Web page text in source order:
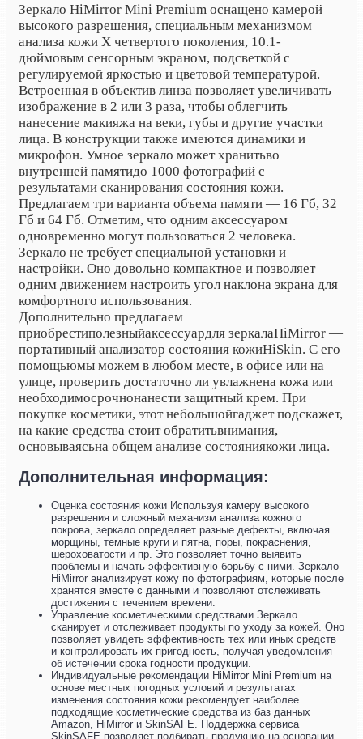
Зеркало HiMirror Mini Premium оснащено камерой
высокого разрешения, специальным механизмом
анализа кожи X четвертого поколения, 10.1-
дюймовым сенсорным экраном, подсветкой с
регулируемой яркостью и цветовой температурой.
Встроенная в объектив линза позволяет увеличивать
изображение в 2 или 3 раза, чтобы облегчить
нанесение макияжа на веки, губы и другие участки
лица. В конструкции также имеются динамики и
микрофон. Умное зеркало может хранитьво
внутренней памятидо 1000 фотографий с
результатами сканирования состояния кожи.
Предлагаем три варианта объема памяти — 16 Гб, 32
Гб и 64 Гб. Отметим, что одним аксессуаром
одновременно могут пользоваться 2 человека.
Зеркало не требует специальной установки и
настройки. Оно довольно компактное и позволяет
одним движением настроить угол наклона экрана для
комфортного использования.
Дополнительно предлагаем
приобрестиполезныйаксессуардля зеркалаHiMirror —
портативный анализатор состояния кожиHiSkin. С его
помощьюмы можем в любом месте, в офисе или на
улице, проверить достаточно ли увлажнена кожа или
необходимосрочнонанести защитный крем. При
покупке косметики, этот небольшойгаджет подскажет,
на какие средства стоит обратитьвнимания,
основываясьна общем анализе состояниякожи лица.
Дополнительная информация:
Оценка состояния кожи Используя камеру высокого
разрешения и сложный механизм анализа кожного
покрова, зеркало определяет разные дефекты, включая
морщины, темные круги и пятна, поры, покраснения,
шероховатости и пр. Это позволяет точно выявить
проблемы и начать эффективную борьбу с ними. Зеркало
HiMirror анализирует кожу по фотографиям, которые после
хранятся вместе с данными и позволяют отслеживать
достижения с течением времени.
Управление косметическими средствами Зеркало
сканирует и отслеживает продукты по уходу за кожей. Оно
позволяет увидеть эффективность тех или иных средств
и контролировать их пригодность, получая уведомления
об истечении срока годности продукции.
Индивидуальные рекомендации HiMirror Mini Premium на
основе местных погодных условий и результатах
изменения состояния кожи рекомендует наиболее
подходящие косметические средства из баз данных
Amazon, HiMirror и SkinSAFE. Поддержка сервиса
SkinSAFE позволяет подбирать продукцию на основании